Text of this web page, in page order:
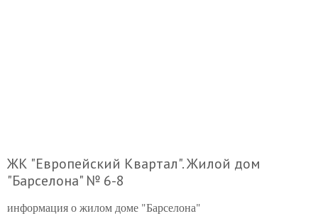
ЖК "Европейский Квартал". Жилой дом
"Барселона" № 6-8
информация о жилом доме "Барселона"